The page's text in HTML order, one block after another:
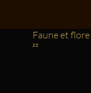
Faune et
zz